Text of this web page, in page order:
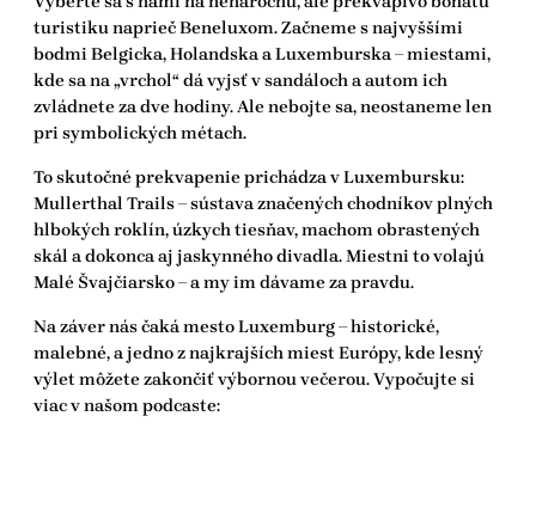
turistiku naprieč Beneluxom. Začneme s najvyššími
bodmi Belgicka, Holandska a Luxemburska – miestami,
kde sa na „vrchol“ dá vyjsť v sandáloch a autom ich
zvládnete za dve hodiny. Ale nebojte sa, neostaneme len
pri symbolických métach.
To skutočné prekvapenie prichádza v Luxembursku:
Mullerthal Trails – sústava značených chodníkov plných
hlbokých roklín, úzkych tiesňav, machom obrastených
skál a dokonca aj jaskynného divadla. Miestni to volajú
Malé Švajčiarsko – a my im dávame za pravdu.
Na záver nás čaká mesto Luxemburg – historické,
malebné, a jedno z najkrajších miest Európy, kde lesný
výlet môžete zakončiť výbornou večerou. Vypočujte si
viac v našom podcaste: